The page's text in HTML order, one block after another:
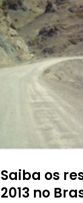
Saiba os
2013 no